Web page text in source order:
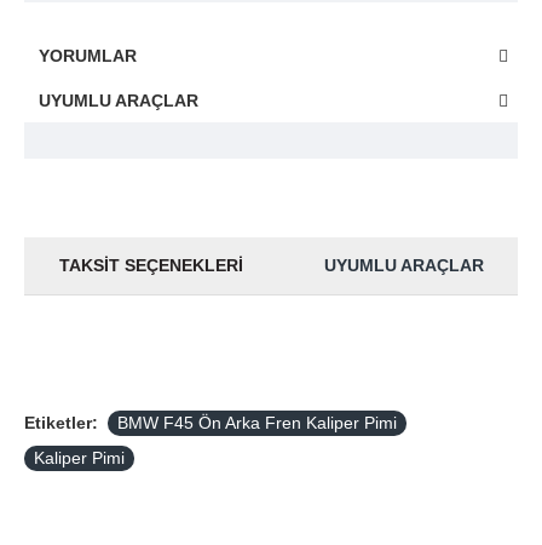
YORUMLAR
UYUMLU ARAÇLAR
TAKSIT SEÇENEKLERI UYUMLU ARAÇLAR
Etiketler:
BMW F45 Ön Arka Fren Kaliper Pimi
Kaliper Pimi